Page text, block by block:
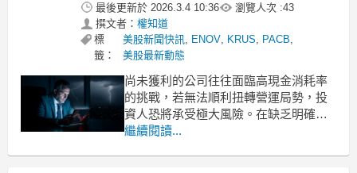
最後更新於 2026.3.4 10:36 瀏覽人次 :43
撰文者： 權知道
標
籤：
美股新聞快訊, ENOV, KRUS, PACB,
美股最新動態
尚未獲利的公司往往面臨高現金消耗率
的挑戰，若無法順利扭轉營運局勢，投
資人恐將承受極大風險。在缺乏明確獲
利路徑的情況下，這類企業可能面臨資
繼續閱讀...